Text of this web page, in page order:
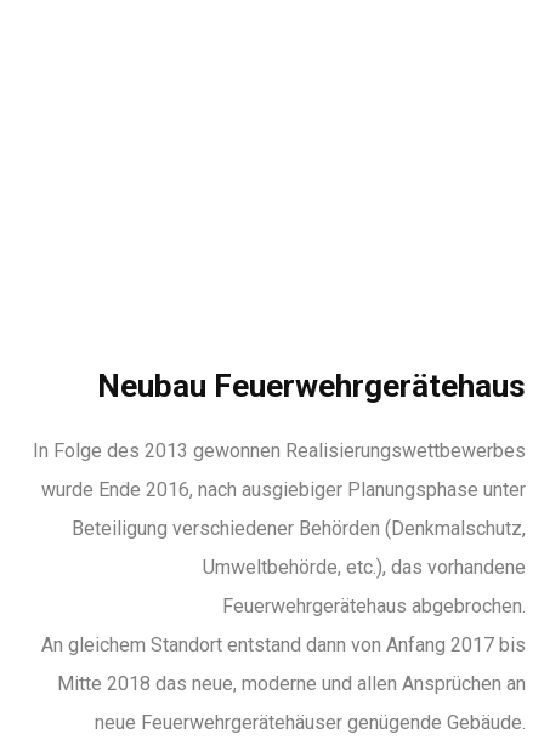
Neubau Feuerwehrgerätehaus
In Folge des 2013 gewonnen Realisierungswettbewerbes
wurde Ende 2016, nach ausgiebiger Planungsphase unter
Beteiligung verschiedener Behörden (Denkmalschutz,
Umweltbehörde, etc.), das vorhandene
Feuerwehrgerätehaus abgebrochen.
An gleichem Standort entstand dann von Anfang 2017 bis
Mitte 2018 das neue, moderne und allen Ansprüchen an
neue Feuerwehrgerätehäuser genügende Gebäude.